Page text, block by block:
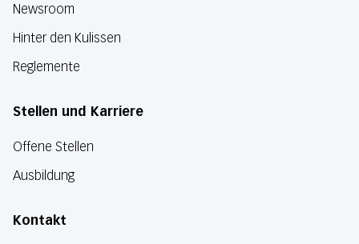
Newsroom
Hinter den Kulissen
Reglemente
Stellen und Karriere
Offene Stellen
Ausbildung
Kontakt